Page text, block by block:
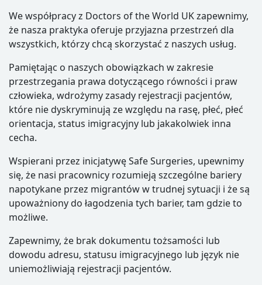
We współpracy z Doctors of the World UK zapewnimy,
że nasza praktyka oferuje przyjazna przestrzeń dla
wszystkich, którzy chcą skorzystać z naszych usług.
Pamiętając o naszych obowiązkach w zakresie
przestrzegania prawa dotyczącego równości i praw
człowieka, wdrożymyzasady rejestracji pacjentów,
które nie dyskryminują ze względu na rasę, płeć, płeć
orientacja, status imigracyjny lub jakakolwiek inna
cecha.
Wspierani przez inicjatywę Safe Surgeries, upewnimy
się, że nasi pracownicy rozumieją szczególne bariery
napotykane przez migrantów w trudnej sytuacji i że są
upoważniony do łagodzenia tych barier, tam gdzie to
możliwe.
Zapewnimy, że brak dokumentu tożsamości lub
dowodu adresu, statusu imigracyjnego lub język nie
uniemożliwiają rejestracji pacjentów.